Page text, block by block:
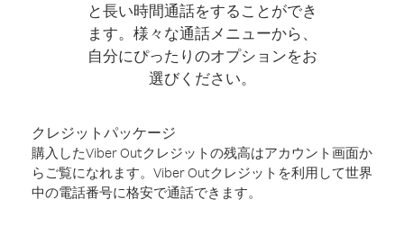
と長い時間通話をすることができ
ます。様々な通話メニューから、
自分にぴったりのオプションをお
選びください。
クレジットパッケージ
購入したViber Outクレジットの残高はアカウント画面か
らご覧になれます。Viber Outクレジットを利用して世界
中の電話番号に格安で通話できます。